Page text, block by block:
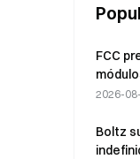
FCC
para
da
de 27%
2026-
Boltz